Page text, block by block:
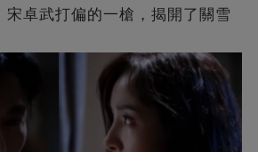
宋卓武打偏的一槍，揭開了關雪